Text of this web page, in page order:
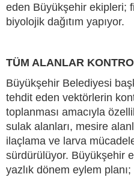
eden Büyükşehir ekipleri;
biyolojik dağıtım yapıyor.
TÜM ALANLAR
Büyükşehir Belediyesi
tehdit eden vektörlerin
toplanması amacıyla
sulak alanları, mesire
ilaçlama ve larva
sürdürülüyor. Büyükşehir
yazlık dönem eylem